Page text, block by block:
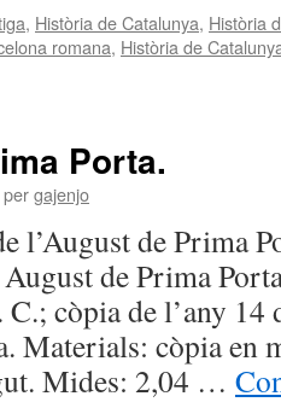
, Història de Catalunya, Història
romana, Història de
Porta.
pergajenjo
l’August de Prima
de Prima
còpia de l’any
Materials: còpia en
Mides: 2,04 …